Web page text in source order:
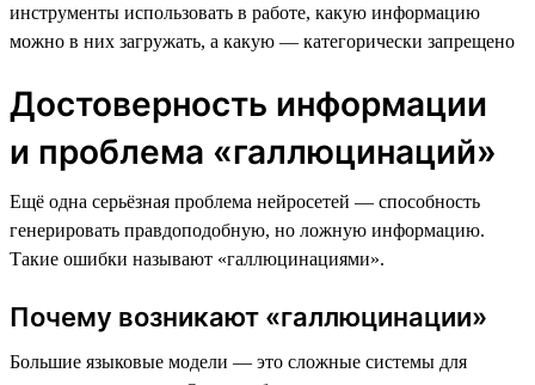
инструменты использовать в работе, какую информацию
можно в них загружать, а какую — категорически запрещено
Достоверность информации
и проблема «галлюцинаций»
Ещё одна серьёзная проблема нейросетей — способность
генерировать правдоподобную, но ложную информацию.
Такие ошибки называют «галлюцинациями».
Почему возникают «галлюцинации»
Большие языковые модели — это сложные системы для